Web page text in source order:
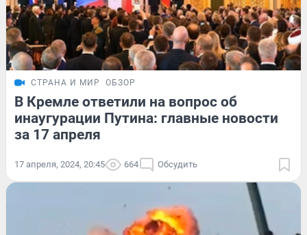
СТРАНА И МИР ОБЗОР
В Кремле ответили на вопрос об
инаугурации Путина: главные новости
за 17 апреля
17 апреля, 2024, 20:45 664 Обсудить